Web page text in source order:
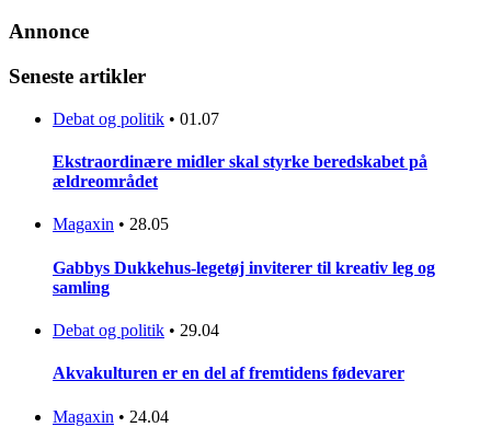
Annonce
Seneste artikler
Debat og politik • 01.07
Ekstraordinære midler skal styrke beredskabet på
ældreområdet
Magaxin • 28.05
Gabbys Dukkehus-legetøj inviterer til kreativ leg og
samling
Debat og politik • 29.04
Akvakulturen er en del af fremtidens fødevarer
Magaxin • 24.04